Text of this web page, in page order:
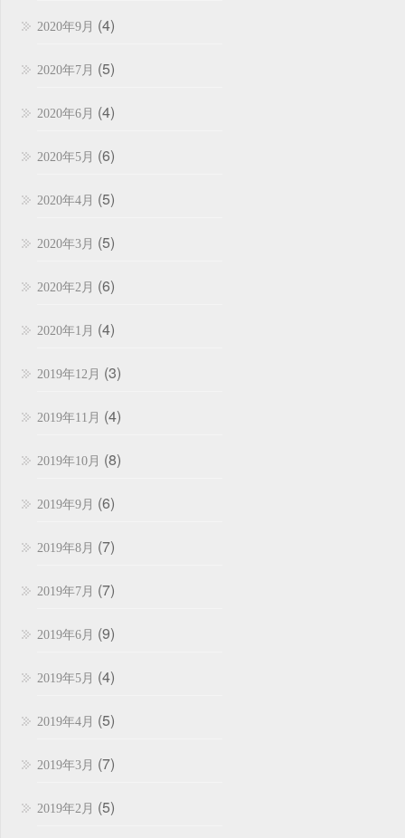
2020年9月 (4)
2020年7月 (5)
2020年6月 (4)
2020年5月 (6)
2020年4月 (5)
2020年3月 (5)
2020年2月 (6)
2020年1月 (4)
2019年12月 (3)
2019年11月 (4)
2019年10月 (8)
2019年9月 (6)
2019年8月 (7)
2019年7月 (7)
2019年6月 (9)
2019年5月 (4)
2019年4月 (5)
2019年3月 (7)
2019年2月 (5)